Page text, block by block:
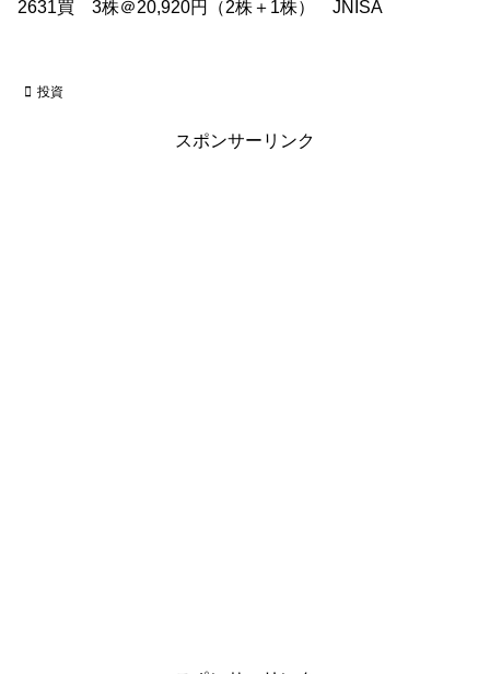
2631買 3株＠20,920円（2株＋1株） JNISA
投資
スポンサーリンク